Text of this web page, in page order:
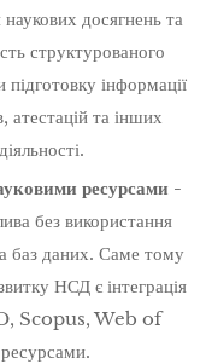
досягнень та
структурованого
інформації
атестацій та інших
ресурсами -
без використання
баз даних. Саме тому
НСД є інтеграція
Scopus, Web of